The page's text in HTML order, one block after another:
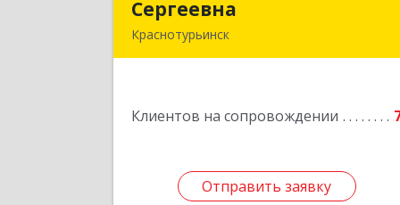
Сергеевна
Краснотурьинск
Клиентов на сопровождении
Отправить заявку
Отправить заявку